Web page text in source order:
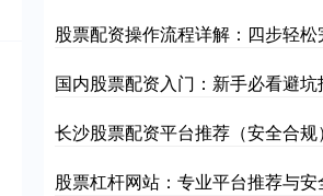
股票配资操作流程详解：四步轻松
国内股票配资入门：新手必看避坑
长沙股票配资平台推荐（安全合规）
股票杠杆网站：专业平台推荐与